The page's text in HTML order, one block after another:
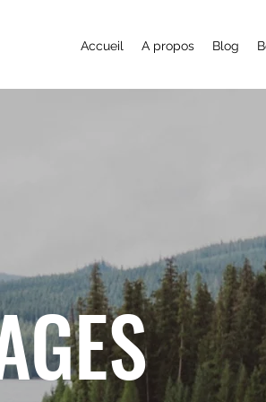
Accueil A propos Blog